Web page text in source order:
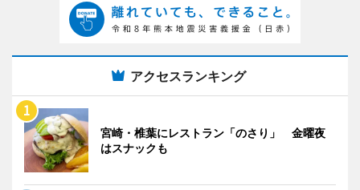
アクセスランキング
宮崎・椎葉にレストラン「のさり」 金曜夜
はスナックも